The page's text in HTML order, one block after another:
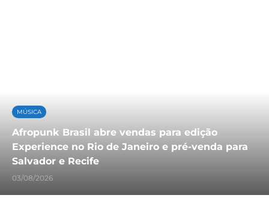
MÚSICA
Afropunk Brasil abre vendas para edição
Experience no Rio de Janeiro e pré-venda para
Salvador e Recife
03/08/2026